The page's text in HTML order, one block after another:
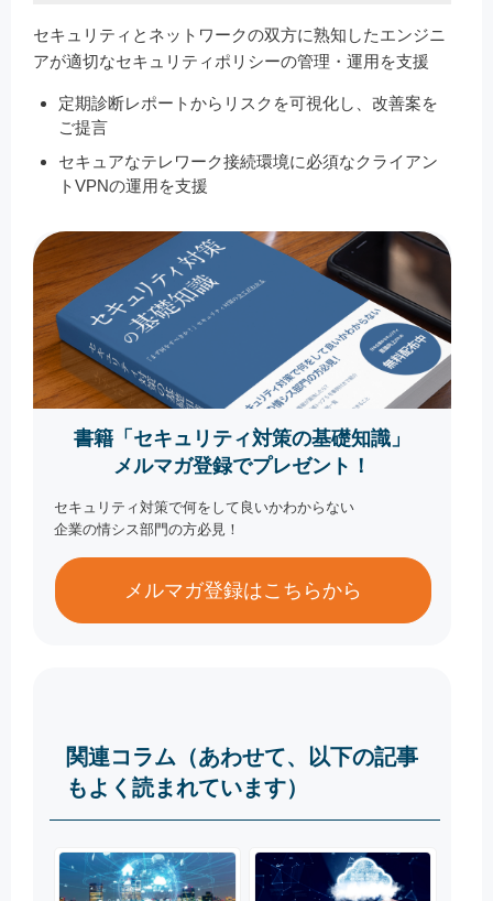
セキュリティとネットワークの双方に熟知したエンジニ
アが適切なセキュリティポリシーの管理・運用を支援
定期診断レポートからリスクを可視化し、改善案を
ご提言
セキュアなテレワーク接続環境に必須なクライアン
トVPNの運用を支援
書籍「セキュリティ対策の基礎知識」
メルマガ登録でプレゼント！
セキュリティ対策で何をして良いかわからない
企業の情シス部門の方必見！
メルマガ登録はこちらから
関連コラム（あわせて、以下の記事
もよく読まれています）